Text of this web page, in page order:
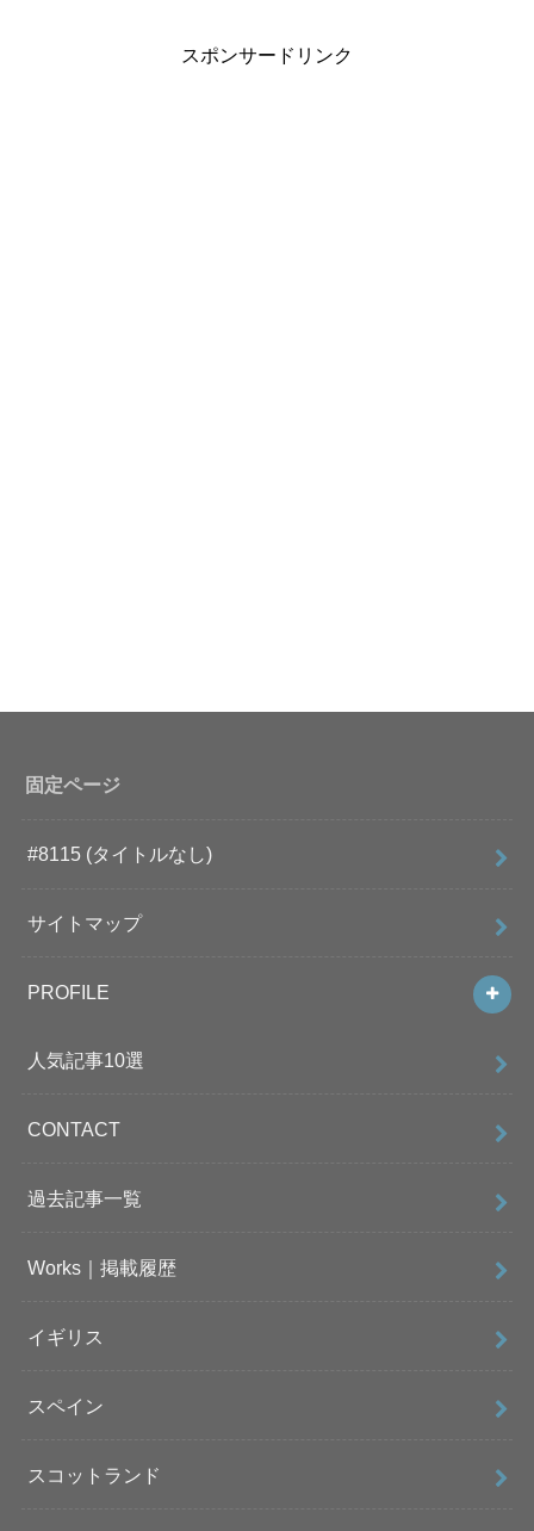
スポンサードリンク
固定ページ
#8115 (タイトルなし)
サイトマップ
PROFILE
人気記事10選
CONTACT
過去記事一覧
Works｜掲載履歴
イギリス
スペイン
スコットランド